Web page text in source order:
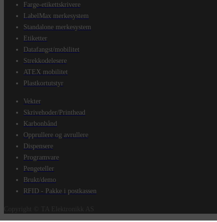
Farge-etikettskrivere
LabelMax merkesystem
Standalone merkesystem
Etiketter
Datafangst/mobilitet
Strekkodelesere
ATEX mobilitet
Plastkortutstyr
Vekter
Skrivehoder/Printhead
Karbonbånd
Opprullere og avrullere
Dispensere
Programvare
Pengeteller
Brukt/demo
RFID - Pakke i postkassen